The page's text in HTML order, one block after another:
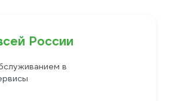
России
в